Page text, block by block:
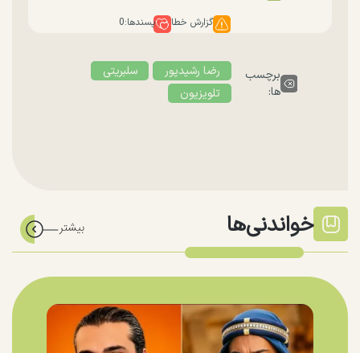
گزارش خطا پسندها:0
برچسب
ها:
رضا رشیدپور
سلبریتی
تلویزیون
خواندنی‌ها